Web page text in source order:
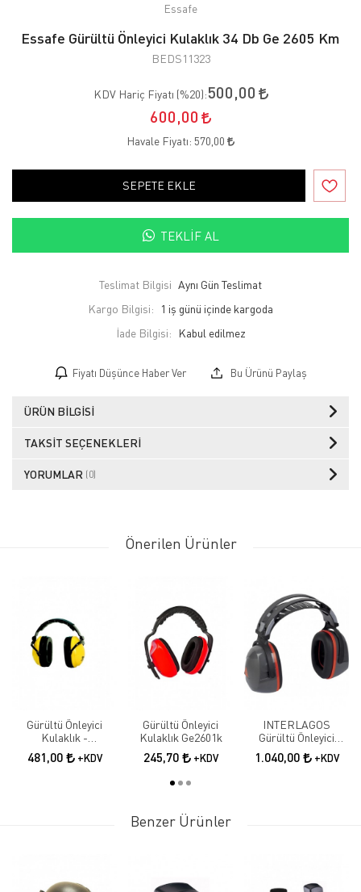
Essafe
Essafe Gürültü Önleyici Kulaklık 34 Db Ge 2605 Km
BEDS11323
KDV Hariç Fiyatı (%20):500,00
600,00
Havale Fiyatı: 570,00
SEPETE EKLE
TEKLIF AL
Teslimat Bilgisi Aynı Gün Teslimat
Kargo Bilgisi:
1 iş günü içinde kargoda
İade Bilgisi:
Fiyatı Düşünce Haber Ver Bu Ürünü Paylaş
ÜRÜN BILGISI
TAKSIT SEÇENEKLERI
YORUMLAR (0)
Önerilen Ürünler
Gürültü Önleyici
Kulaklık -
Katlanabilir (30 Db)
481,00 +KDV
Gürültü Önleyici
Kulaklık Ge2601k
245,70 +KDV
INTERLAGOS
Gürültü Önleyici
Kulaklık
1.040,00 +KDV
Benzer Ürünler